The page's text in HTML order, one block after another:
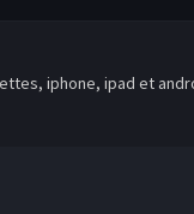
iphone, ipad et